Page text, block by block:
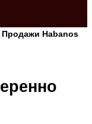
Продажи Habanos